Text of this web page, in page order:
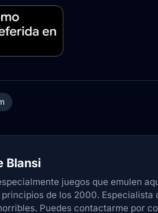
Blansi
juegos que emulen
de los 2000. Especialista
Puedes contactarme por